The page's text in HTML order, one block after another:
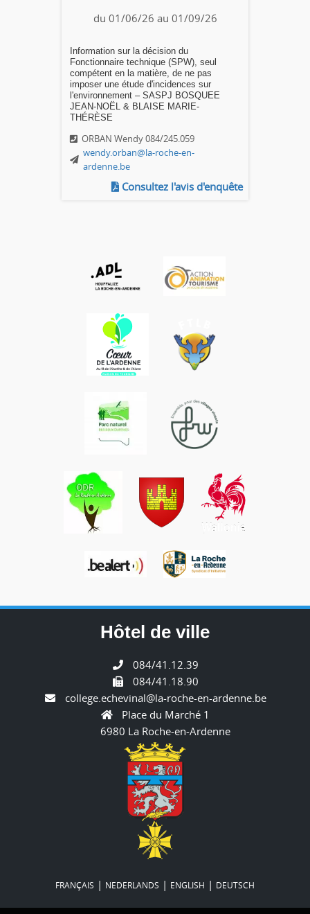
du 01/06/26 au 01/09/26
Information sur la décision du
Fonctionnaire technique (SPW), seul
compétent en la matière, de ne pas
imposer une étude d'incidences sur
l'environnement – SASPJ BOSQUEE
JEAN-NOËL & BLAISE MARIE-
THÉRÈSE
ORBAN Wendy 084/245.059
wendy.orban@la-roche-en-
ardenne.be
Consultez l'avis d'enquête
Hôtel de ville
084/41.12.39
084/41.18.90
college.echevinal@la-roche-en-ardenne.be
Place du Marché 1
6980 La Roche-en-Ardenne
FRANÇAIS | NEDERLANDS | ENGLISH | DEUTSCH